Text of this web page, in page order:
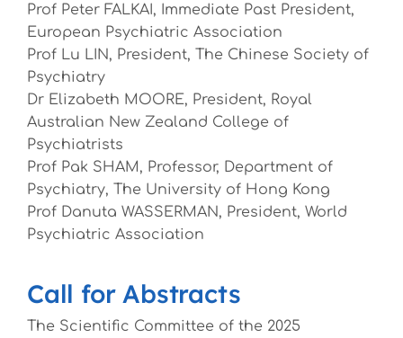
Prof Peter FALKAI, Immediate Past President,
European Psychiatric Association
Prof Lu LIN, President, The Chinese Society of
Psychiatry
Dr Elizabeth MOORE, President, Royal
Australian New Zealand College of
Psychiatrists
Prof Pak SHAM, Professor, Department of
Psychiatry, The University of Hong Kong
Prof Danuta WASSERMAN, President, World
Psychiatric Association
Call for Abstracts
The Scientific Committee of the 2025